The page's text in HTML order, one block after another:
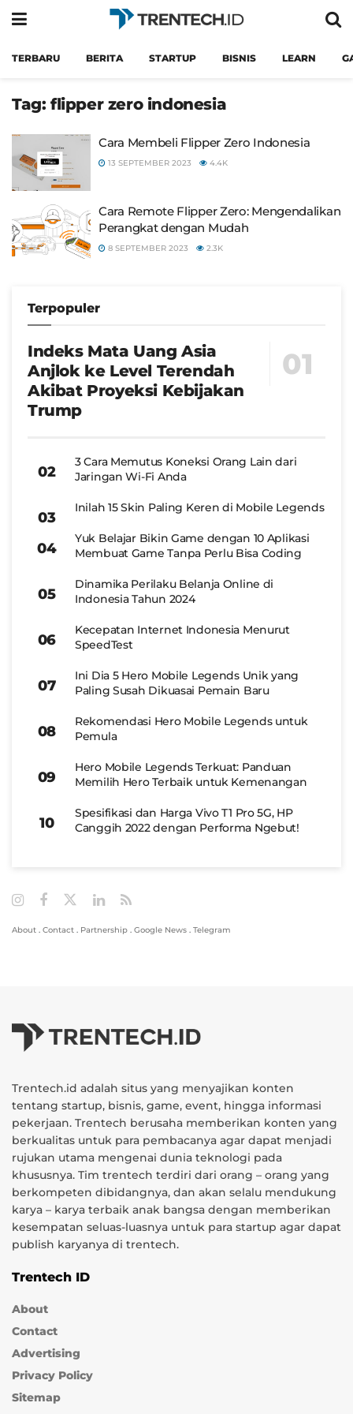
TERBARU BERITA STARTUP BISNIS LEARN
Tag: flipper zero indonesia
Cara Membeli Flipper Zero Indonesia
13 SEPTEMBER 2023 4.4K
Cara Remote Flipper Zero: Mengendalikan
Perangkat dengan Mudah
8 SEPTEMBER 2023 2.3K
Terpopuler
Indeks Mata Uang Asia
Anjlok ke Level Terendah
Akibat Proyeksi Kebijakan
Trump
3 Cara Memutus Koneksi Orang Lain dari
Jaringan Wi-Fi Anda
Inilah 15 Skin Paling Keren di Mobile Legends
Yuk Belajar Bikin Game dengan 10 Aplikasi
Membuat Game Tanpa Perlu Bisa Coding
Dinamika Perilaku Belanja Online di
Indonesia Tahun 2024
Kecepatan Internet Indonesia Menurut
SpeedTest
Ini Dia 5 Hero Mobile Legends Unik yang
Paling Susah Dikuasai Pemain Baru
Rekomendasi Hero Mobile Legends untuk
Pemula
Hero Mobile Legends Terkuat: Panduan
Memilih Hero Terbaik untuk Kemenangan
Spesifikasi dan Harga Vivo T1 Pro 5G, HP
Canggih 2022 dengan Performa Ngebut!
About . Contact . Partnership . Google News . Telegram
Trentech.id adalah situs yang menyajikan konten
tentang startup, bisnis, game, event, hingga informasi
pekerjaan. Trentech berusaha memberikan konten yang
berkualitas untuk para pembacanya agar dapat menjadi
rujukan utama mengenai dunia teknologi pada
khususnya. Tim trentech terdiri dari orang – orang yang
berkompeten dibidangnya, dan akan selalu mendukung
karya – karya terbaik anak bangsa dengan memberikan
kesempatan seluas-luasnya untuk para startup agar dapat
publish karyanya di trentech.
Trentech ID
About
Contact
Advertising
Privacy Policy
Sitemap